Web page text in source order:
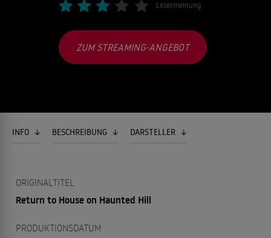
Lesermeinung
ZUM STREAMING-ANGEBOT
INFO BESCHREIBUNG DARSTELLER
ORIGINALTITEL
Return to House on Haunted Hill
PRODUKTIONSDATUM